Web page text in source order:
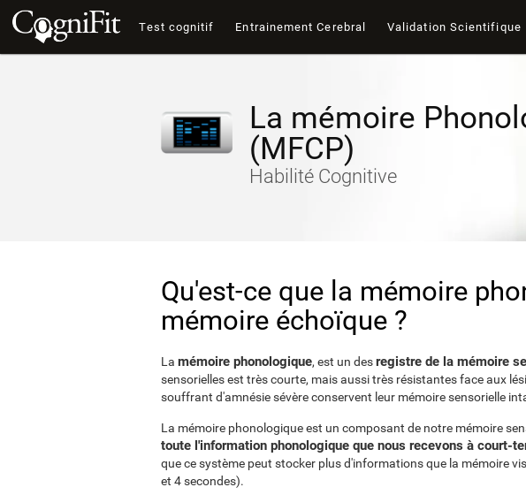
Test cognitif Entrainement Cerebral Validation Scientifique
La mémoire
(MFCP)
Habilité Cognitive
Qu'est-ce que la mémoire
mémoire échoïque ?
La mémoire phonologique, est un desregistre de la mémoire
sensorielles est très courte, mais aussi très résistantes face aux
souffrant d'amnésie sévère conservent leur mémoire sensorielle
La mémoire phonologique est un composant de notre mémoire
toute l'information phonologique que nous recevons à court-
que ce système peut stocker plus d'informations que la mémoire
et 4 secondes).